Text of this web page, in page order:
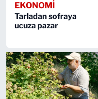
EKONOMİ
Tarladan sofraya
ucuza pazar